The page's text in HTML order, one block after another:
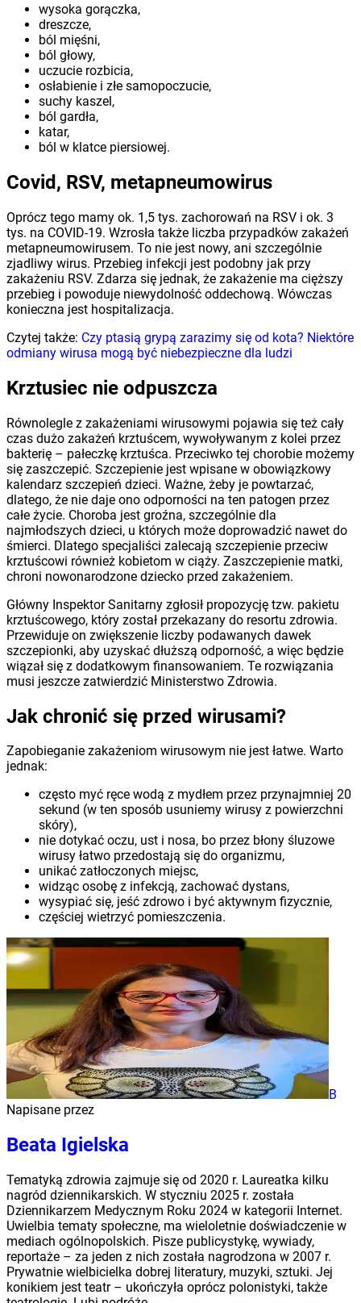
wysoka gorączka,
dreszcze,
ból mięśni,
ból głowy,
uczucie rozbicia,
osłabienie i złe samopoczucie,
suchy kaszel,
ból gardła,
katar,
ból w klatce piersiowej.
Covid, RSV, metapneumowirus
Oprócz tego mamy ok. 1,5 tys. zachorowań na RSV i ok. 3
tys. na COVID-19. Wzrosła także liczba przypadków zakażeń
metapneumowirusem. To nie jest nowy, ani szczególnie
zjadliwy wirus. Przebieg infekcji jest podobny jak przy
zakażeniu RSV. Zdarza się jednak, że zakażenie ma cięższy
przebieg i powoduje niewydolność oddechową. Wówczas
konieczna jest hospitalizacja.
Czytej także: Czy ptasią grypą zarazimy się od kota? Niektóre
odmiany wirusa mogą być niebezpieczne dla ludzi
Krztusiec nie odpuszcza
Równolegle z zakażeniami wirusowymi pojawia się też cały
czas dużo zakażeń krztuścem, wywoływanym z kolei przez
bakterię – pałeczkę krztuśca. Przeciwko tej chorobie możemy
się zaszczepić. Szczepienie jest wpisane w obowiązkowy
kalendarz szczepień dzieci. Ważne, żeby je powtarzać,
dlatego, że nie daje ono odporności na ten patogen przez
całe życie. Choroba jest groźna, szczególnie dla
najmłodszych dzieci, u których może doprowadzić nawet do
śmierci. Dlatego specjaliści zalecają szczepienie przeciw
krztuścowi również kobietom w ciąży. Zaszczepienie matki,
chroni nowonarodzone dziecko przed zakażeniem.
Główny Inspektor Sanitarny zgłosił propozycję tzw. pakietu
krztuścowego, który został przekazany do resortu zdrowia.
Przewiduje on zwiększenie liczby podawanych dawek
szczepionki, aby uzyskać dłuższą odporność, a więc będzie
wiązał się z dodatkowym finansowaniem. Te rozwiązania
musi jeszcze zatwierdzić Ministerstwo Zdrowia.
Jak chronić się przed wirusami?
Zapobieganie zakażeniom wirusowym nie jest łatwe. Warto
jednak:
często myć ręce wodą z mydłem przez przynajmniej 20
sekund (w ten sposób usuniemy wirusy z powierzchni
skóry),
nie dotykać oczu, ust i nosa, bo przez błony śluzowe
wirusy łatwo przedostają się do organizmu,
unikać zatłoczonych miejsc,
widząc osobę z infekcją, zachować dystans,
wysypiać się, jeść zdrowo i być aktywnym fizycznie,
częściej wietrzyć pomieszczenia.
B
Napisane przez
Beata Igielska
Tematyką zdrowia zajmuje się od 2020 r. Laureatka kilku
nagród dziennikarskich. W styczniu 2025 r. została
Dziennikarzem Medycznym Roku 2024 w kategorii Internet.
Uwielbia tematy społeczne, ma wieloletnie doświadczenie w
mediach ogólnopolskich. Pisze publicystykę, wywiady,
reportaże – za jeden z nich została nagrodzona w 2007 r.
Prywatnie wielbicielka dobrej literatury, muzyki, sztuki. Jej
konikiem jest teatr – ukończyła oprócz polonistyki, także